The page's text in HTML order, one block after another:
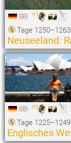
93
Tage
Neuseeland:
92
Tage
Englisches